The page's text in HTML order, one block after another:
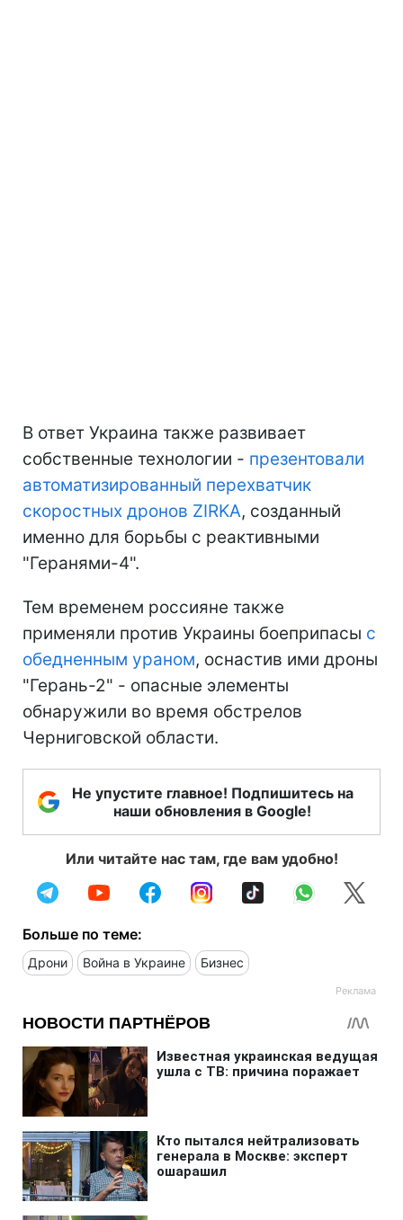
В ответ Украина также развивает
собственные технологии - презентовали
автоматизированный перехватчик
скоростных дронов ZIRKA, созданный
именно для борьбы с реактивными
"Геранями-4".
Тем временем россияне также
применяли против Украины боеприпасы с
обедненным ураном, оснастив ими дроны
"Герань-2" - опасные элементы
обнаружили во время обстрелов
Черниговской области.
Не упустите главное! Подпишитесь на
наши обновления в Google!
Или читайте нас там, где вам удобно!
Больше по теме:
Дрони Война в Украине Бизнес